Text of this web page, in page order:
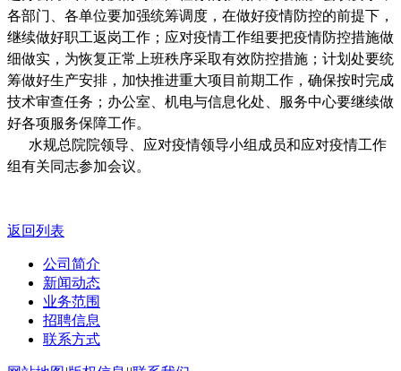
各部门、各单位要加强统筹调度，在做好疫情防控的前提下，
继续做好职工返岗工作；应对疫情工作组要把疫情防控措施做
细做实，为恢复正常上班秩序采取有效防控措施；计划处要统
筹做好生产安排，加快推进重大项目前期工作，确保按时完成
技术审查任务；办公室、机电与信息化处、服务中心要继续做
好各项服务保障工作。
水规总院院领导、应对疫情领导小组成员和应对疫情工作
组有关同志参加会议。
返回列表
公司简介
新闻动态
业务范围
招聘信息
联系方式